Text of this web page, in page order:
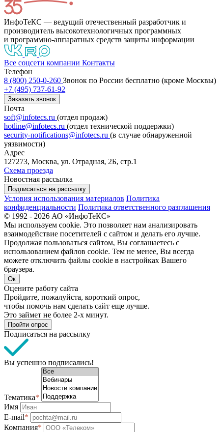
ИнфоТеКС — ведущий отечественный разработчик и
производитель высокотехнологичных программных
и программно-аппаратных средств защиты информации
Все соцсети компании Контакты
Телефон
8 (800) 250-0-260 Звонок по России бесплатно (кроме Москвы)
+7 (495) 737-61-92
Заказать звонок
Почта
soft@infotecs.ru (отдел продаж)
hotline@infotecs.ru (отдел технической поддержки)
security-notifications@infotecs.ru (в случае обнаруженной
уязвимости)
Адрес
127273, Москва, ул. Отрадная, 2Б, стр.1
Схема проезда
Новостная рассылка
Подписаться на рассылку
Условия использования материалов Политика
конфиденциальности Политика ответственного разглашения
© 1992 - 2026 АО «ИнфоТеКС»
Мы используем cookie. Это позволяет нам анализировать
взаимодействие посетителей с сайтом и делать его лучше.
Продолжая пользоваться сайтом, Вы соглашаетесь с
использованием файлов cookie. Тем не менее, Вы всегда
можете отключить файлы cookie в настройках Вашего
браузера.
Ок
Оцените работу сайта
Пройдите, пожалуйста, короткий опрос,
чтобы помочь нам сделать сайт еще лучше.
Это займет не более 2-х минут.
Пройти опрос
Подписаться на рассылку
Вы успешно подписались!
Тематика*
Имя
E-mail*
Компания*